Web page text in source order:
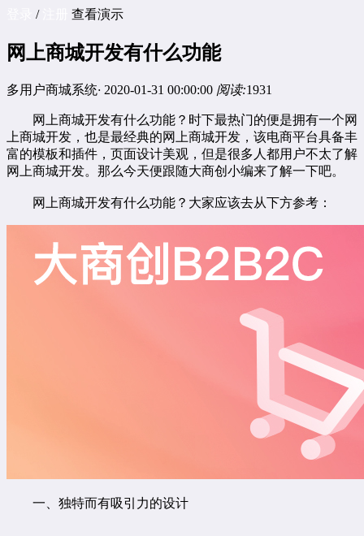
/注册 查看演示
网上商城开发有什么功能
多用户商城系统· 2020-01-31 00:00:00 阅读:1931
网上商城开发有什么功能？时下最热门的便是拥有一个网
上商城开发，也是最经典的网上商城开发，该电商平台具备丰
富的模板和插件，页面设计美观，但是很多人都用户不太了解
网上商城开发。那么今天便跟随大商创小编来了解一下吧。
网上商城开发有什么功能？大家应该去从下方参考：
一、独特而有吸引力的设计